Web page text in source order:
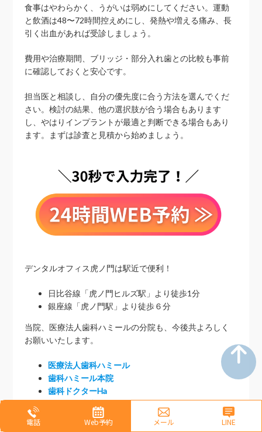
電話 Web予約 メール LINE
食事はやわらかく、うがいは弱めにしてください。運動
と飲酒は48〜72時間控えめにし、発熱や増える痛み、長
引く出血があれば受診しましょう。
費用や治療期間、ブリッジ・部分入れ歯との比較も事前
に確認しておくと安心です。
担当医と相談し、自分の優先度に合う方法を選んでくだ
さい。検討の結果、他の選択肢が合う場合もあります
し、やはりインプラントが最適と判断できる場合もあり
ます。まずは診査と見積から始めましょう。
デンタルオフィス虎ノ門は駅近で便利！
日比谷線「虎ノ門ヒルズ駅」より徒歩1分
銀座線「虎ノ門駅」より徒歩６分
当院、医療法人歯科ハミールの分院も、今後共よろしく
お願いいたします。
医療法人歯科ハミール
歯科ハミール本院
歯科ドクターHa
ハミール東京デンタルオフィス
デンタルオフィス虎ノ門
ハミール東京デンタルオフィス小川町